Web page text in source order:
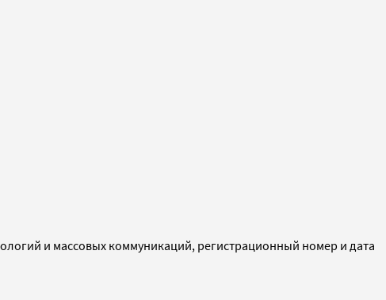
и массовых коммуникаций, регистрационный номер и дата